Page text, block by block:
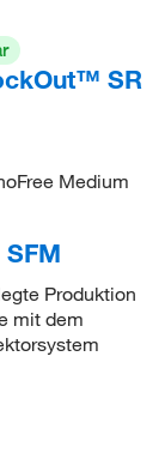
SR
Medium
Produktion
mit dem